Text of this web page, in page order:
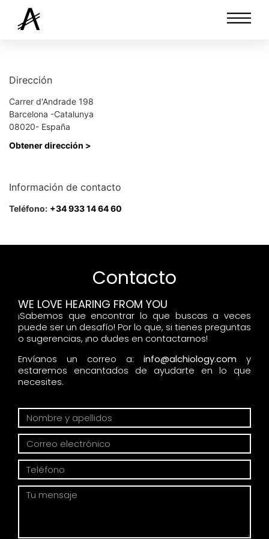
Dirección
Carrer d'Andrade 198
Barcelona -Catalunya
08020- España
Obtener dirección >
Información de contacto
Teléfono: +34 933 14 64 60
Contacto
WE LOVE HEARING FROM YOU
¡Sabemos que encontrar lo que buscas a veces
puede ser un desafío! Por lo que, si tienes preguntas
o sugerencias, ¡no dudes en contactarnos!
Envíanos un correo a: info@alchiology.com
y
estaremos encantados de ayudarte en lo que
necesites.